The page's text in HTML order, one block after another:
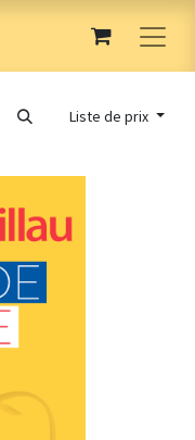
Liste de prix